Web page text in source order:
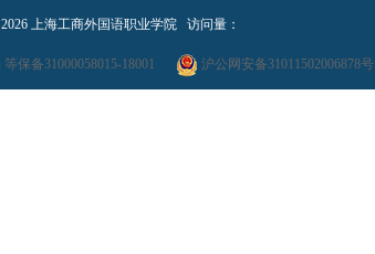
2026 上海工商外国语职业学院 访问量：
等保备31000058015-18001 沪公网安备31011502006878号